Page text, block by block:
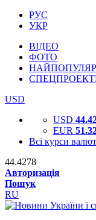
РУС
УКР
ВІДЕО
ФОТО
USD
USD
EUR
Всі курси валют
44.4278
Авторизація
Пошук
RU